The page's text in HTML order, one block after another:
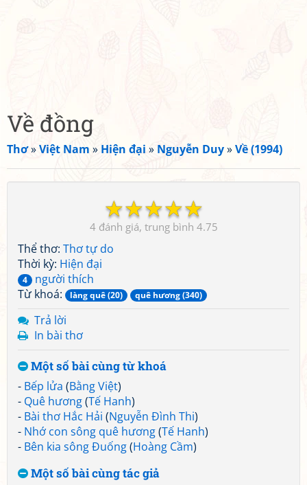
Về đồng
Thơ»Việt Nam » Hiện đại » Nguyễn Duy»Về (1994)
☆
☆
☆
☆
☆
4 4.75
Thể thơ: Thơ tự do
Thời kỳ: Hiện đại
4
người thích
Từ khoá:
làng quê (20) quê hương (340)
Trả lời
In bài thơ
Một số bài cùng từ khoá
- Bếp lửa (Bằng Việt)
- Quê hương(Tế Hanh)
- Bài thơ Hắc Hải (Nguyễn Đình Thi)
- Nhớ con sông quê hương(Tế Hanh)
- Bên kia sông Đuống(Hoàng Cầm)
Một số bài cùng tác giả